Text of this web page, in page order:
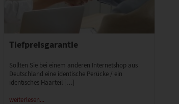
Tiefpreisgarantie
Sollten Sie bei einem anderen Internetshop aus
Deutschland eine identische Perücke / ein
identisches Haarteil […]
weiterlesen...